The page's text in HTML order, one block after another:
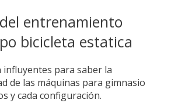
entrenamiento
bicicleta estatica
influyentes para saber la
de las máquinas para gimnasio
y cada configuración.